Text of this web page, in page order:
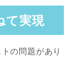
て実現
の問題があり